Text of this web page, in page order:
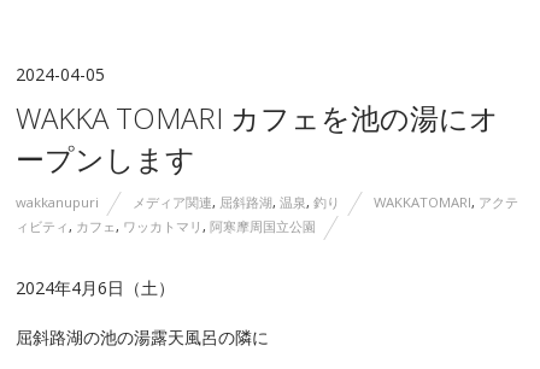
2024-04-05
WAKKA TOMARI カフェを池の湯にオ
ープンします
wakkanupuri メディア関連, 屈斜路湖,温泉,釣り WAKKATOMARI, アクテ
ィビティ, カフェ, ワッカトマリ,阿寒摩周国立公園
2024年4月6日（土）
屈斜路湖の池の湯露天風呂の隣に